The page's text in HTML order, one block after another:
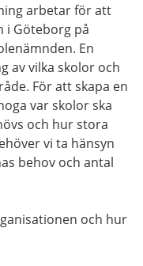
arbetar för att
i Göteborg på
En
av vilka skolor och
För att skapa en
var skolor ska
och hur stora
vi ta hänsyn
behov och antal
och hur